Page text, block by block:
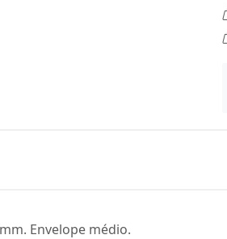
Envelope médio.